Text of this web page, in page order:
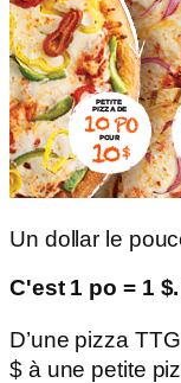
Un dollar le
C'est 1 po = 1
D’une pizza
$ à une petite